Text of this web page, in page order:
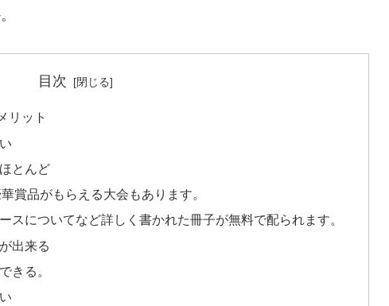
目次
リット
とんど
賞品がもらえる大会もあります。
スについてなど詳しく書かれた冊子が無料で配られます。
出来る
きる。